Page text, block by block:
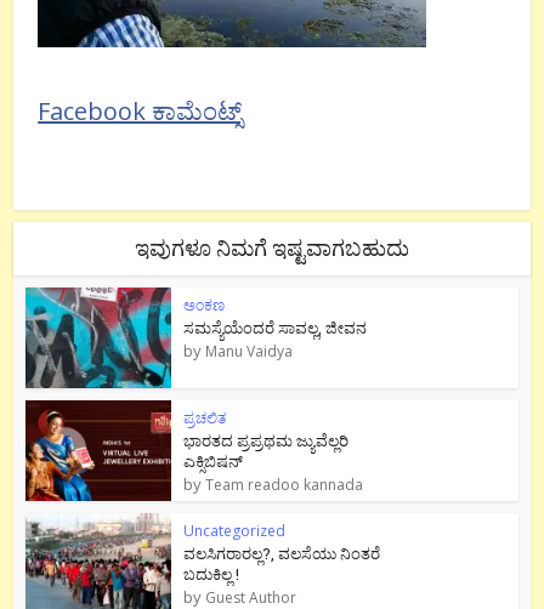
Facebook ಕಾಮೆಂಟ್ಸ್
ಇವುಗಳೂ ನಿಮಗೆ ಇಷ್ಟವಾಗಬಹುದು
ಅಂಕಣ
ಸಮಸ್ಯೆಯೆಂದರೆ ಸಾವಲ್ಲ, ಜೀವನ
by Manu Vaidya
ಪ್ರಚಲಿತ
ಭಾರತದ ಪ್ರಪ್ರಥಮ ಜ್ಯುವೆಲ್ಲರಿ
ಎಕ್ಸಿಬಿಷನ್
byTeam readoo kannada
Uncategorized
ವಲಸಿಗರಾರಲ್ಲ?, ವಲಸೆಯು ನಿಂತರೆ
ಬದುಕಿಲ್ಲ !
by Guest Author